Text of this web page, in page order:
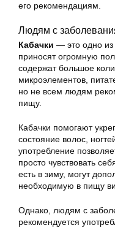
его рекомендациям.
Людям с
Кабачки — это одно
приносят огромную
содержат большое
микроэлементов,
но не всем людям
пищу.
Кабачки помогают
состояние волос,
употребление
просто чувствовать
есть в зиму, могут
необходимую в пищу
Однако, людям с
рекомендуется